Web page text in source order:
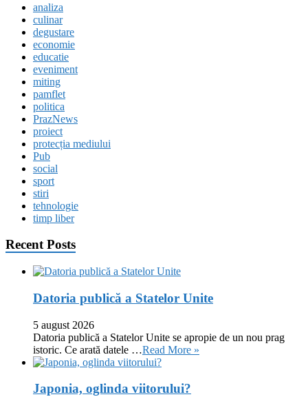
analiza
culinar
degustare
economie
educatie
eveniment
miting
pamflet
politica
PrazNews
proiect
protecția mediului
Pub
social
sport
stiri
tehnologie
timp liber
Recent Posts
Datoria publică a Statelor Unite
5 august 2026
Datoria publică a Statelor Unite se apropie de un nou prag
istoric. Ce arată datele …Read More »
Japonia, oglinda viitorului?